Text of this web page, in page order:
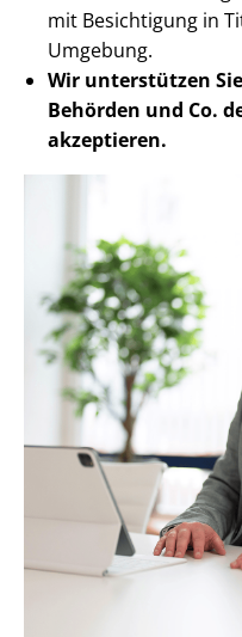
mit Besichtigung in
Umgebung.
Wir unterstützen
Behörden und Co.
akzeptieren.